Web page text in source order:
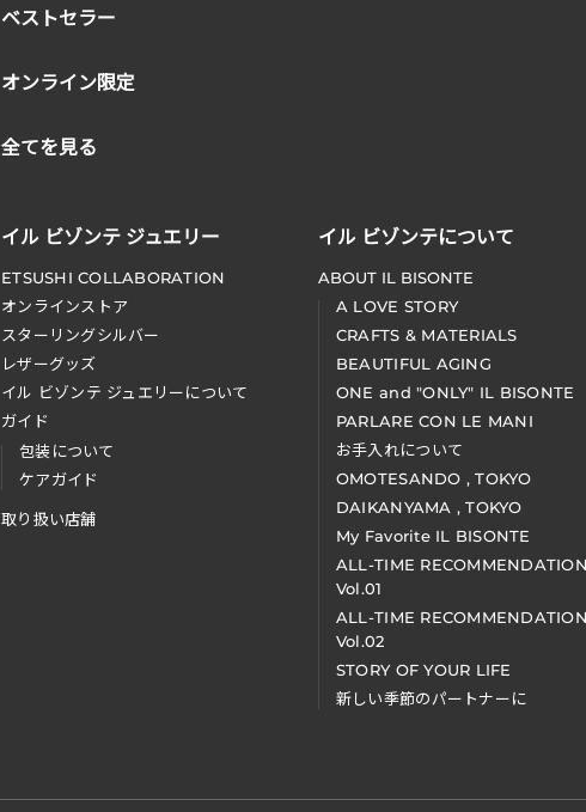
ベストセラー
オンライン限定
全てを見る
イル ビゾンテ ジュエリー
ETSUSHI COLLABORATION
オンラインストア
スターリングシルバー
レザーグッズ
イル ビゾンテ ジュエリーについて
ガイド
包装について
ケアガイド
取り扱い店舗
イル ビゾンテについて
ABOUT IL BISONTE
A LOVE STORY
CRAFTS & MATERIALS
BEAUTIFUL AGING
ONE and "ONLY" IL BISONTE
PARLARE CON LE MANI
お手入れについて
OMOTESANDO , TOKYO
DAIKANYAMA , TOKYO
My Favorite IL BISONTE
ALL-TIME
Vol.01
ALL-TIME
Vol.02
STORY OF YOUR LIFE
新しい季節のパートナーに